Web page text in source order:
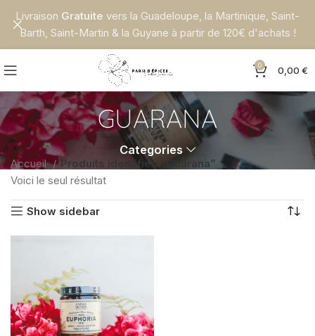
0 0,00 €
GUARANA
Categories
Accueil
Produits identifiés “Guarana”
Voici le seul résultat
Show sidebar
Livraison Gratuite vers la Guadeloupe, la Martinique, Saint-
Barth, Saint-Martin & la Guyane à partir de 120€ d'achats !